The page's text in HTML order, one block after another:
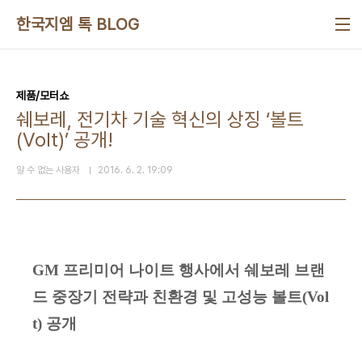
한국지엠 톡 BLOG
제품/모터쇼
쉐보레, 전기차 기술 혁신의 상징 ‘볼트
(Volt)’ 공개!
알 수 없는 사용자 2016. 6. 2. 19:09
GM 프리미어 나이트 행사에서 쉐보레 브랜
드 중장기 전략과 친환경 및 고성능 볼트(Vol
t) 공개